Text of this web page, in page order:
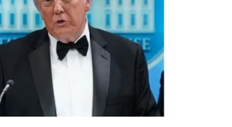
بلاول بھٹو کا آزاد کشمیر انتخابات پر دھاندلی کا الزام، ن
ایران اور امریکہ کے درمیان ثالثی میں پاکستان کا اہم کردار،
وزیراعظم شہباز شریف کی ملک ظہیر اقبال چنڑ سے
کی خدمات کو خراجِ عقیدت